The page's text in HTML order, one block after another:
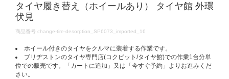
タイヤ履き替え（ホイールあり） タイヤ館 外環
伏見
DETAILS
商品番号 change-tire-desorption_SP6073_imported_16
ホイール付きのタイヤをクルマに装着する作業です。
ブリヂストンのタイヤ専門店(コクピット/タイヤ館)での作業1台分単
位での販売です。「カートに追加」又は「今すぐ予約」よりお進みくだ
さい。